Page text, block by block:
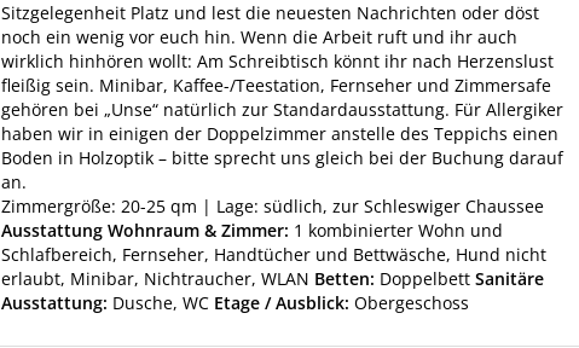
Sitzgelegenheit Platz und lest die neuesten Nachrichten oder döst
noch ein wenig vor euch hin. Wenn die Arbeit ruft und ihr auch
wirklich hinhören wollt: Am Schreibtisch könnt ihr nach Herzenslust
fleißig sein. Minibar, Kaffee-/Teestation, Fernseher und Zimmersafe
gehören bei „Unse“ natürlich zur Standardausstattung. Für Allergiker
haben wir in einigen der Doppelzimmer anstelle des Teppichs einen
Boden in Holzoptik – bitte sprecht uns gleich bei der Buchung darauf
an.
Zimmergröße: 20-25 qm | Lage: südlich, zur Schleswiger Chaussee
Ausstattung Wohnraum & Zimmer: 1 kombinierter Wohn und
Schlafbereich, Fernseher, Handtücher und Bettwäsche, Hund nicht
erlaubt, Minibar, Nichtraucher, WLAN Betten: Doppelbett Sanitäre
Ausstattung: Dusche, WC Etage / Ausblick:Obergeschoss